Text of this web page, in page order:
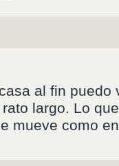
al fin
largo. Lo
mueve como